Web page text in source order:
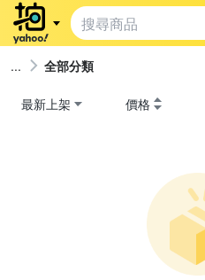
全部分類
最新上架 價格